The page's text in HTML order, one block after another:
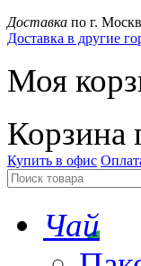
Доставка по г.
Доставка в другие
Моя
Корзина
Купить в офис
Чай